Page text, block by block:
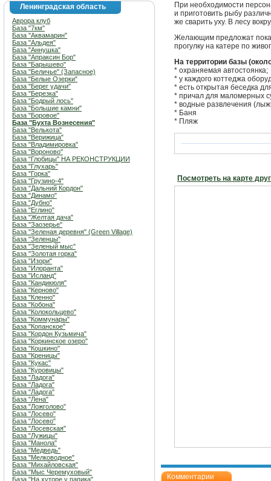
Ленинградская область
Аврора клуб
База "7км"
База "Аквамарин"
База "Альдея"
База "Аннушка"
База "Апраксин Бор"
База "Барышево"
База "Беличье" (Запасное)
База "Белые Озерки"
База "Берег удачи"
База "Березка"
База "Бодрый лось"
База "Большие камни"
База "Боровое"
База "Бухта Вознесения"
База "Велькота"
База "Верижица"
База "Владимировка"
База "Вороново"
База "Глобицы" НА РЕКОНСТРУКЦИИ
База "Глухарь"
База "Горка"
База "Грузино-4"
База "Дальний Кордон"
База "Динамо"
База "Дубно"
База "Еглино"
База "Желтая дача"
База "Заозерье"
База "Зеленая деревня" (Green Village)
База "Зеленцы"
База "Зеленый мыс"
База "Золотая горка"
База "Изори"
База "Илоранта"
База "Исланд"
База "Кандикюля"
База "Керново"
База "Кленно"
База "Кобона"
База "Колокольцево"
База "Коммунары"
База "Копанское"
База "Кордон Кузьмича"
База "Коркинское озеро"
База "Кошкино"
База "Креницы"
База "Кукас"
База "Куровицы"
База "Ладога"
База "Ладога"
База "Ладога"
База "Лена"
База "Ложголово"
База "Лосево"
База "Лосево"
База "Лосевская"
База "Лужицы"
База "Манола"
База "Медведь"
База "Мелководное"
База "Михайловская"
База "Мыс Черемуховый"
База "На хуторе у папика"
При необходимости
и приготовить рыбу
же сварить уху. В лесу
Желающим предложат
прогулку на катере по
На территории базы
* охраняемая автостоянка;
* у каждого коттеджа
* есть открытая беседка
* причал для маломерных
* водные развлечения
* Баня
* Пляж
Посмотреть на карте
Комментарии